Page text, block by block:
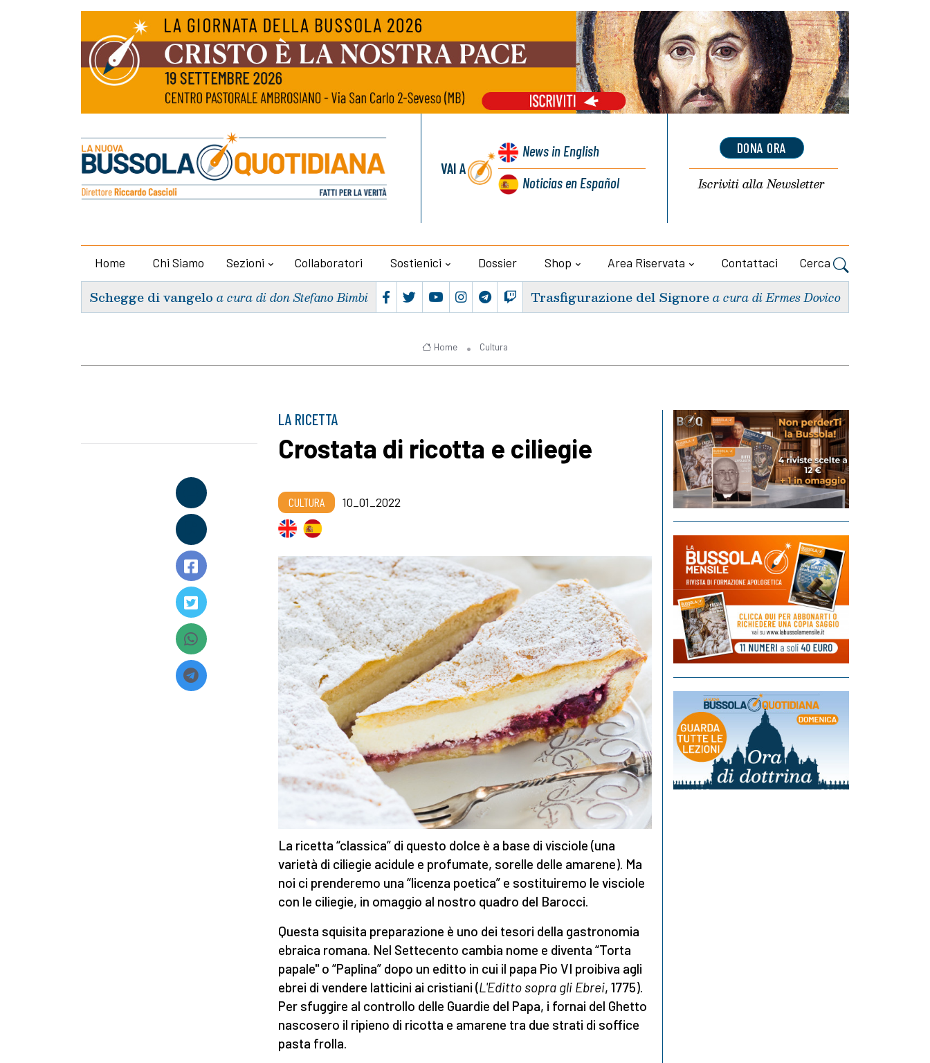
VAI A
Newsin English
Noticiasen Español
DONA ORA
Iscriviti allaNewsletter
Home Chi Siamo Sezioni Collaboratori Sostienici Dossier Shop Area Riservata Contattaci Cerca
Schegge di vangelo a cura di don Stefano Bimbi Trasfigurazione del Signorea cura di Ermes Dovico
Home Cultura
LA RICETTA
Crostata di ricotta e ciliegie
CULTURA 10_01_2022
La ricetta “classica” di questo dolce è a base di visciole (una
varietà di ciliegie acidule e profumate, sorelle delle amarene). Ma
noi ci prenderemo una “licenza poetica” e sostituiremo le visciole
con le ciliegie, in omaggio al nostro quadro del Barocci.
Questa squisita preparazione è uno dei tesori della gastronomia
ebraica romana. Nel Settecento cambia nome e diventa “Torta
papale" o “Paplina” dopo un editto in cui il papa Pio VI proibiva agli
ebrei di vendere latticini ai cristiani (L'Editto sopra gli Ebrei, 1775).
Per sfuggire al controllo delle Guardie del Papa, i fornai del Ghetto
nascosero il ripieno di ricotta e amarene tra due strati di soffice
pasta frolla.